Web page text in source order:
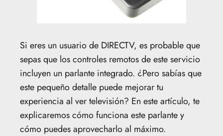
Si eres un usuario de DIRECTV, es probable que
sepas que los controles remotos de este servicio
incluyen un parlante integrado. ¿Pero sabías que
este pequeño detalle puede mejorar tu
experiencia al ver televisión? En este artículo, te
explicaremos cómo funciona este parlante y
cómo puedes aprovecharlo al máximo.